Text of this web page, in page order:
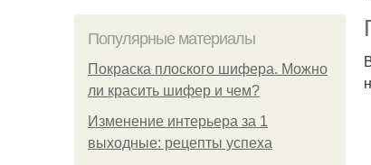
Популярные материалы
Покраска плоского шифера. Можно
ли красить шифер и чем?
Изменение интерьера за 1
выходные: рецепты успеха